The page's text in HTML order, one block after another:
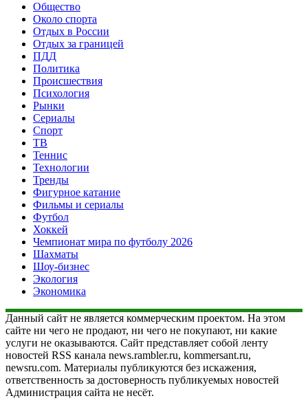
Общество
Около спорта
Отдых в России
Отдых за границей
ПДД
Политика
Происшествия
Психология
Рынки
Сериалы
Спорт
ТВ
Теннис
Технологии
Тренды
Фигурное катание
Фильмы и сериалы
Футбол
Хоккей
Чемпионат мира по футболу 2026
Шахматы
Шоу-бизнес
Экология
Экономика
Данный сайт не является коммерческим проектом. На этом
сайте ни чего не продают, ни чего не покупают, ни какие
услуги не оказываются. Сайт представляет собой ленту
новостей RSS канала news.rambler.ru, kommersant.ru,
newsru.com. Материалы публикуются без искажения,
ответственность за достоверность публикуемых новостей
Администрация сайта не несёт.